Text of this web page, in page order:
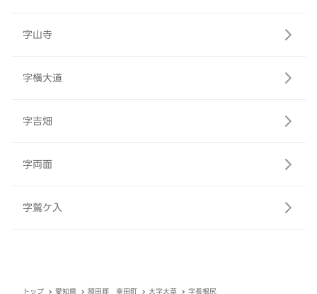
字山寺
字横大道
字吉畑
字両面
字鷲ケ入
トップ 愛知県 額田郡 幸田町 大字大草 字長根尻